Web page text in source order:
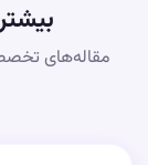
مقاله‌های